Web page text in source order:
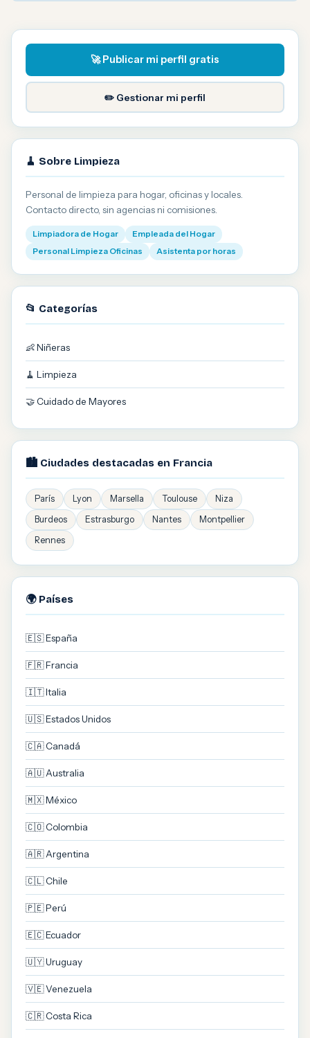
🚀 Publicar mi perfil gratis
✏️ Gestionar mi perfil
🧹 Sobre Limpieza
Personal de limpieza para hogar, oficinas y locales.
Contacto directo, sin agencias ni comisiones.
Limpiadora de Hogar
Empleada del Hogar
Personal Limpieza Oficinas
Asistenta por horas
📂 Categorías
👶 Niñeras
🧹 Limpieza
🤝 Cuidado de Mayores
🏙️ Ciudades destacadas en Francia
París Lyon Marsella Toulouse
Niza
Burdeos
Estrasburgo Nantes
Montpellier
Rennes
🌍 Países
🇪🇸 España
🇫🇷 Francia
🇮🇹 Italia
🇺🇸 Estados Unidos
🇨🇦 Canadá
🇦🇺 Australia
🇲🇽 México
🇨🇴 Colombia
🇦🇷 Argentina
🇨🇱 Chile
🇵🇪 Perú
🇪🇨 Ecuador
🇺🇾 Uruguay
🇻🇪 Venezuela
🇨🇷 Costa Rica